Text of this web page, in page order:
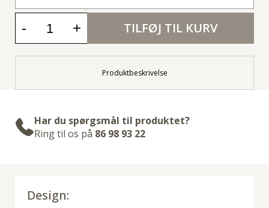
- + TILFØJ TIL KURV
Produktbeskrivelse
Har du spørgsmål til produktet?
Ring til os på 86 98 93 22
Design: